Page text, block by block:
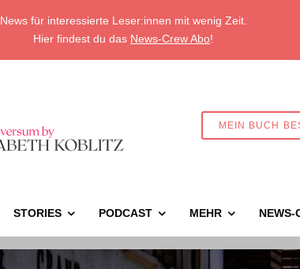
News für interessierte Leser:innen mit wenig Zeit.
Hier findest du das News-Crew Abo!
MEIN BUCH
STORIES PODCAST MEHR NEWS-